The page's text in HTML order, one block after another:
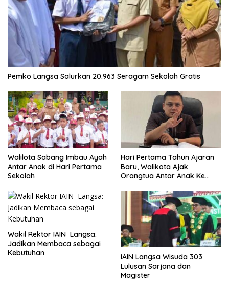
Pemko Langsa Salurkan 20.963 Seragam Sekolah Gratis
Walilota Sabang Imbau Ayah
Antar Anak di Hari Pertama
Sekolah
Hari Pertama Tahun Ajaran
Baru, Walikota Ajak
Orangtua Antar Anak Ke
Wakil Rektor IAIN Langsa:
Jadikan Membaca sebagai
Kebutuhan
IAIN Langsa Wisuda 303
Lulusan Sarjana dan
Magister